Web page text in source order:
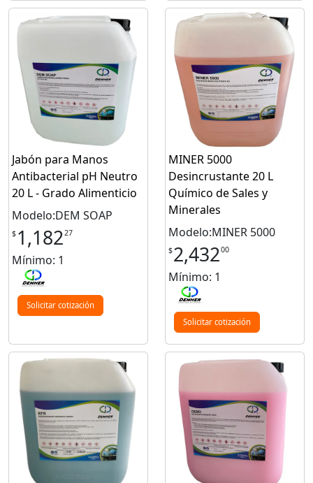
Jabón para Manos
Antibacterial pH Neutro
20 L - Grado Alimenticio
Modelo:DEM SOAP
$ 1,18227
Mínimo: 1
Solicitar cotización
MINER 5000
Desincrustante 20 L
Químico de Sales y
Minerales
Modelo:MINER 5000
$2,43200
Mínimo: 1
Solicitar cotización